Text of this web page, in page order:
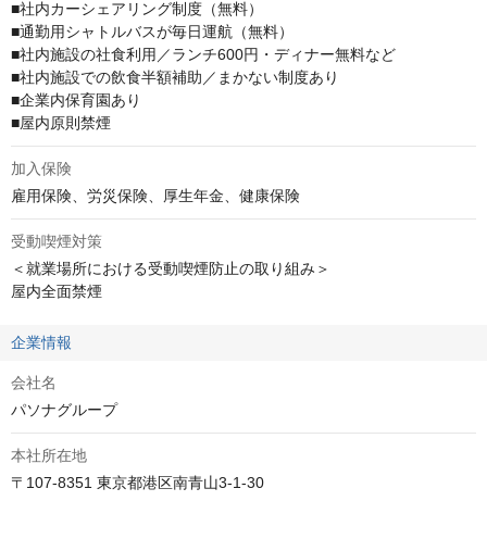
■社内カーシェアリング制度（無料）
■通勤用シャトルバスが毎日運航（無料）
■社内施設の社食利用／ランチ600円・ディナー無料など
■社内施設での飲食半額補助／まかない制度あり
■企業内保育園あり
■屋内原則禁煙
加入保険
雇用保険、労災保険、厚生年金、健康保険
受動喫煙対策
＜就業場所における受動喫煙防止の取り組み＞
屋内全面禁煙
企業情報
会社名
パソナグループ
本社所在地
〒107-8351 東京都港区南青山3-1-30